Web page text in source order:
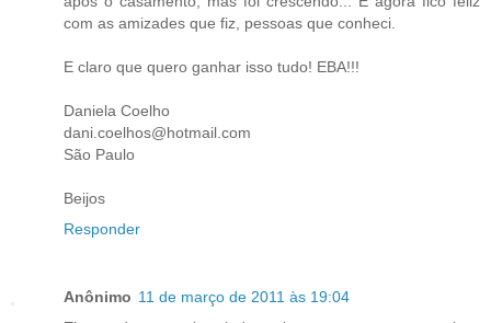
com as amizades que fiz, pessoas que conheci.
E claro que quero ganhar isso tudo! EBA!!!
Daniela Coelho
dani.coelhos@hotmail.com
São Paulo
Beijos
Responder
Anônimo 11 de março de 2011 às 19:04